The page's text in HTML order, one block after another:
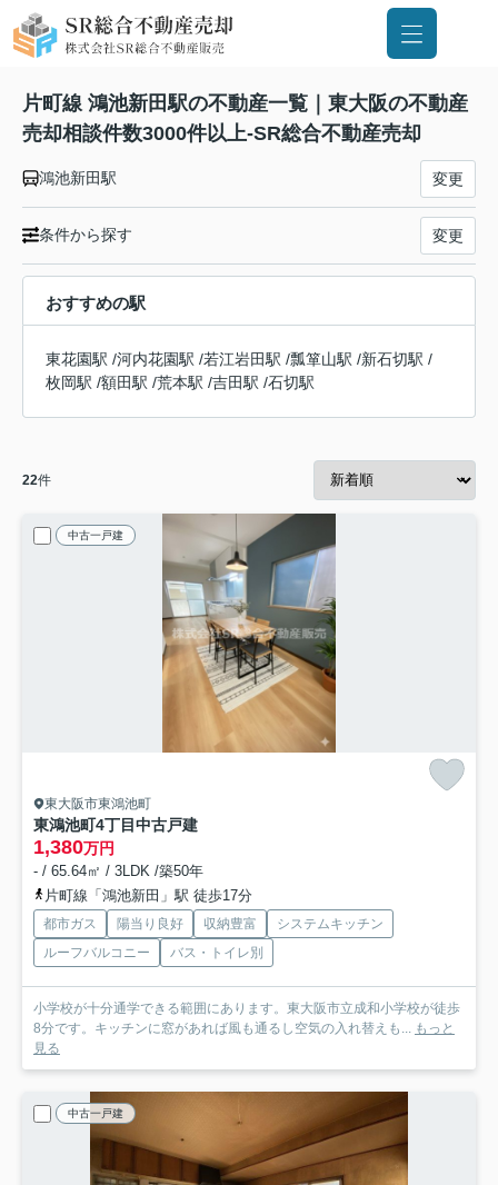
片町線 鴻池新田駅の不動産一覧｜東大阪の不動産
売却相談件数3000件以上-SR総合不動産売却
鴻池新田駅 変更
条件から探す 変更
おすすめの駅
東花園駅 /河内花園駅 /若江岩田駅 /瓢箪山駅 /新石切駅 /
枚岡駅 /額田駅 /荒本駅 /吉田駅 /石切駅
22件
中古一戸建
東大阪市東鴻池町
東鴻池町4丁目中古戸建
1,380万円
- / 65.64㎡ / 3LDK /築50年
片町線「鴻池新田」駅 徒歩17分
都市ガス 陽当り良好 収納豊富
システムキッチン
ルーフバルコニー
バス・トイレ別
小学校が十分通学できる範囲にあります。東大阪市立成和小学校が徒歩
8分です。キッチンに窓があれば風も通るし空気の入れ替えも...
もっと
見る
中古一戸建